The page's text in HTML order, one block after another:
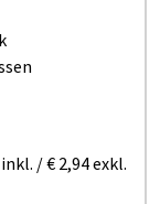
inkl. /€ 2,94exkl.